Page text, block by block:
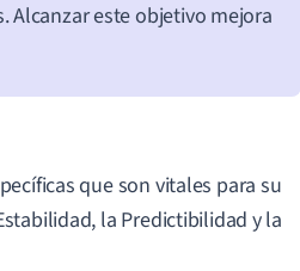
Alcanzar este objetivo mejora
que son vitales para su
la Predictibilidad y la